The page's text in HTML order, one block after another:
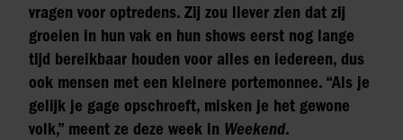
vragen voor optredens. Zij zou liever zien dat zij
groeien in hun vak en hun shows eerst nog lange
tijd bereikbaar houden voor alles en iedereen, dus
ook mensen met een kleinere portemonnee. “Als je
gelijk je gage opschroeft, misken je het gewone
volk,” meent ze deze week in Weekend.